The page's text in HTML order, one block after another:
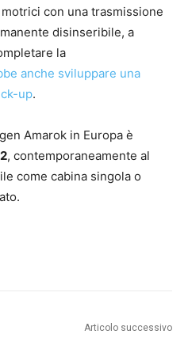
con una trasmissione
disinseribile, a
la
anche sviluppare una
up.
Amarok in Europa è
, contemporaneamente al
come cabina singola o
Articolo successivo